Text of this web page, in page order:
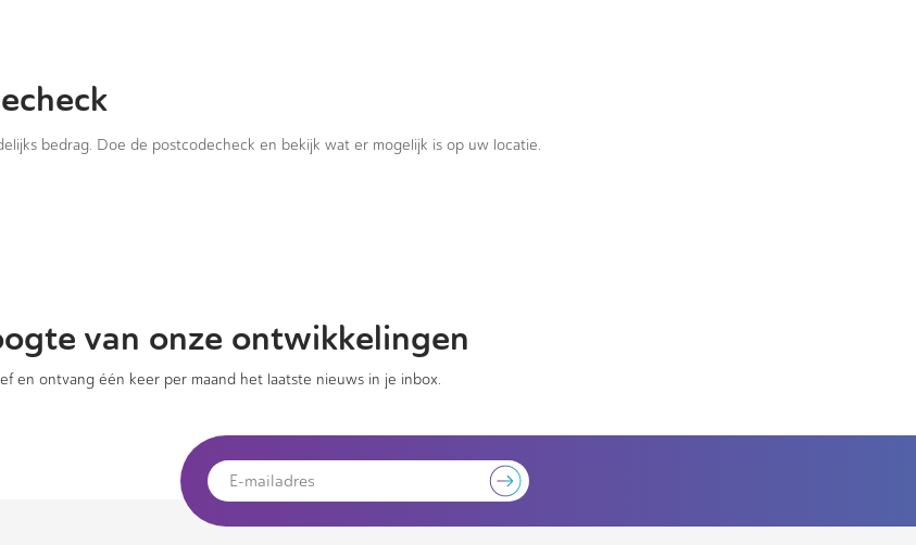
bedrag. Doe de postcodecheck en bekijk wat er mogelijk is op uw locatie.
van onze ontwikkelingen
en ontvang één keer per maand het laatste nieuws in je inbox.